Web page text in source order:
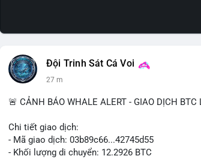
Đội Trinh Sát Cá Voi
27 m
🚨 CẢNH BÁO WHALE ALERT - GIAO DỊCH BTC
Chi tiết giao dịch:
- Mã giao dịch: 03b89c66...42745d55
- Khối lượng di chuyển: 12.2926 BTC